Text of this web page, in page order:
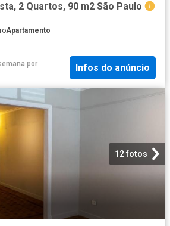
2 Quartos, 90 m2 São Paulo
Apartamento
por
Infos do anúncio
12 fotos